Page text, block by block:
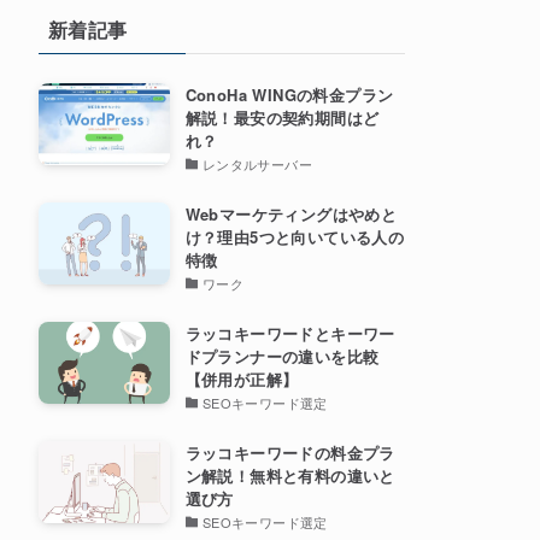
新着記事
ConoHa WINGの料金プラン
解説！最安の契約期間はど
れ？
レンタルサーバー
Webマーケティングはやめと
け？理由5つと向いている人の
特徴
ワーク
ラッコキーワードとキーワー
ドプランナーの違いを比較
【併用が正解】
SEOキーワード選定
ラッコキーワードの料金プラ
ン解説！無料と有料の違いと
選び方
SEOキーワード選定